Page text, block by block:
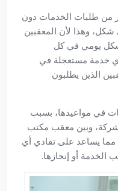
من طلبات الخدمات دون
شكل، وهذا لأن المعقبين
يومي في كل
خدمة مستعجلة في
الذين يطلبون
في مواعيدها، بسبب
وبين معقب مكتب
يساعد على تفادي أي
أو إنجازها.